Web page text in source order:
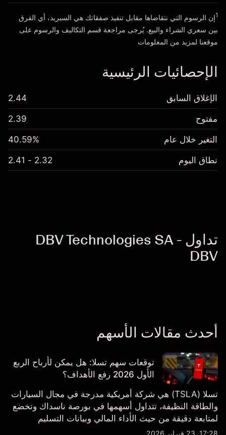
انتقل إلى المنصة
1إن الرسوم التي نتقاضاها مقابل تنفيذ صفقاتك هي السبريد، أي الفرق
بين سعري الشراء والبيع. يُرجى مراجعة قسم التكاليف والرسوم على
موقعنا لمزيد من المعلومات
الإحصائيات الرئيسية
الإغلاق السابق 2.44
مفتوح 2.39
التغير خلال عام 40.59%
نطاق اليوم 2.32 - 2.41
تداول DBV Technologies SA -
DBV
أحدث مقالات الأسهم
توقعات سهم تسلا: هل يمكن لأرباح الربع
الأول 2026 رفع الأهداف؟
تسلا (TSLA) هي شركة أمريكية مدرجة في مجال السيارات
والطاقة النظيفة، تتداول أسهمها في بورصة ناسداك وتخضع
لمتابعة دقيقة من حيث الأداء المالي وبيانات التسليم
والتطورات في التكنولوجيا والتصنيع. استكشف أهداف أسعار
17:28, 23 فبراير 2026